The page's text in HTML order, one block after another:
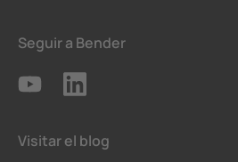
Seguir a Bender
Visitar el blog